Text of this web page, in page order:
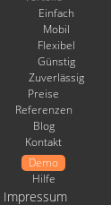
Einfach
Mobil
Flexibel
Günstig
Zuverlässig
Preise
Referenzen
Blog
Kontakt
Demo
Hilfe
Impressum